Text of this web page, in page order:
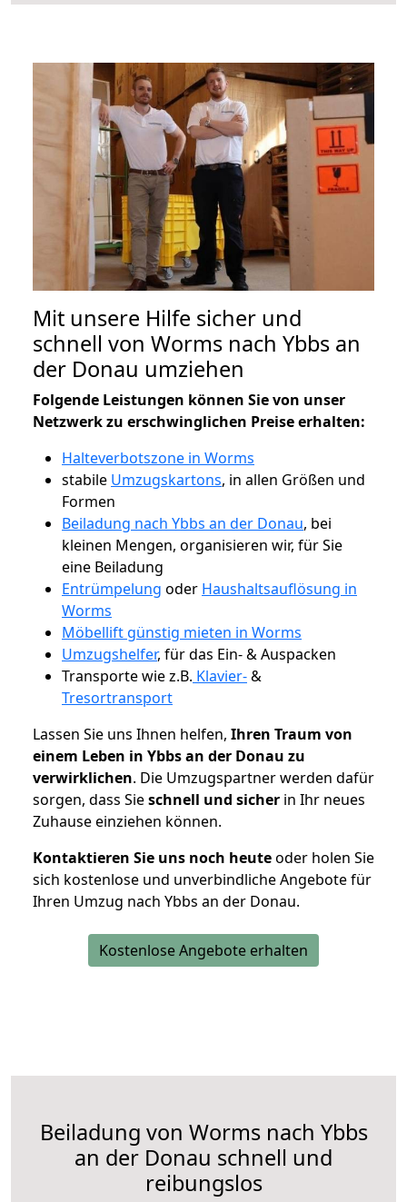
Mit unsere Hilfe sicher und
schnell von Worms nach Ybbs an
der Donau umziehen
Folgende Leistungen können Sie von unser
Netzwerk zu erschwinglichen Preise erhalten:
Halteverbotszone in Worms
stabile Umzugskartons, in allen Größen und
Formen
Beiladung nach Ybbs an der Donau, bei
kleinen Mengen, organisieren wir, für Sie
eine Beiladung
Entrümpelung oder Haushaltsauflösung in
Worms
Möbellift günstig mieten in Worms
Umzugshelfer, für das Ein- & Auspacken
Transporte wie z.B. Klavier-&
Tresortransport
Lassen Sie uns Ihnen helfen, Ihren Traum von
einem Leben in Ybbs an der Donau zu
verwirklichen. Die Umzugspartner werden dafür
sorgen, dass Sieschnell und sicher in Ihr neues
Zuhause einziehen können.
Kontaktieren Sie uns noch heuteoder holen Sie
sich kostenlose und unverbindliche Angebote für
Ihren Umzug nach Ybbs an der Donau.
Kostenlose Angebote erhalten
Beiladung von Worms nach Ybbs
an der Donau schnell und
reibungslos